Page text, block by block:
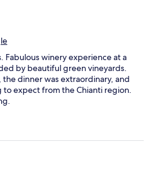
Fabulous winery experience at a
by beautiful green vineyards.
dinner was extraordinary, and
expect from the Chianti region.